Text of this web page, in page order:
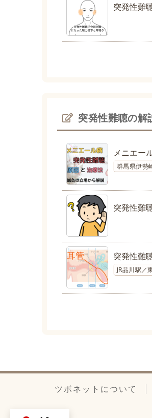
突発性難
突発性難聴の解
メニエー
群馬県伊勢
突発性難
突発性難
JR品川駅／
ツボネットについて